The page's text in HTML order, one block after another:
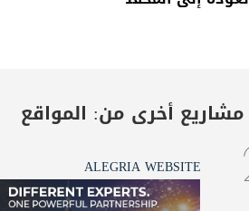
أخرى من: المواقع
ALEGRIA WEBSITE